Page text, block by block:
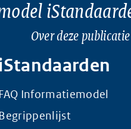
Over deze publicatie
FAQ Informatiemodel
Begrippenlijst